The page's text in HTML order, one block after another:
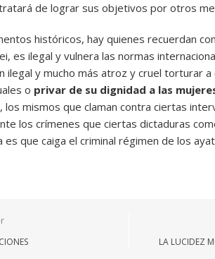
de lograr sus objetivos por otros
históricos, hay quienes recuerdan
es ilegal y vulnera las normas
ilegal y mucho más atroz y cruel torturar
o privar de su dignidad a las
los mismos que claman contra ciertas
los crímenes que ciertas dictaduras
que caiga el criminal régimen de los
LA LUCIDEZ